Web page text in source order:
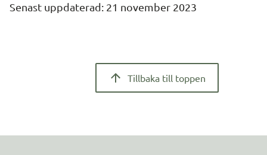
Senast uppdaterad: 21 november 2023
Tillbaka till toppen